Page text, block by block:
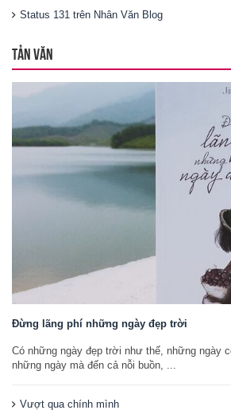
Status 131 trên Nhân Văn Blog
TẢN VĂN
Đừng lãng phí những ngày đẹp trời
Có những ngày đẹp trời như thế, những ngày
những ngày mà đến cả nỗi buồn, ...
Vượt qua chính mình